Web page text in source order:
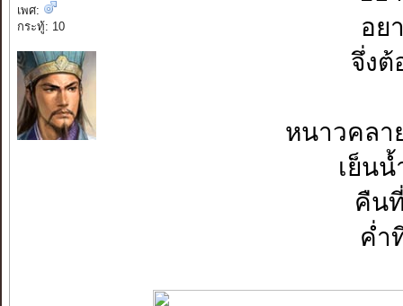
เพศ:
กระทู้: 10
อย
จึ่งต้
หนาวคลา
เย็น
คืน
ค่ำ